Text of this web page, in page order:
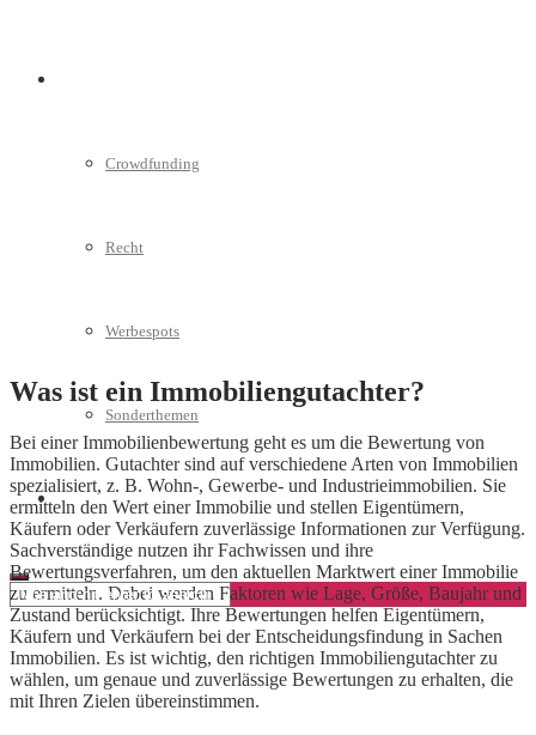
Crowdfunding
Recht
Werbespots
Sonderthemen
Geschäftskonto eröffnen
Was ist ein Immobiliengutachter?
Bei einer Immobilienbewertung geht es um die Bewertung von
Immobilien. Gutachter sind auf verschiedene Arten von Immobilien
spezialisiert, z. B. Wohn-, Gewerbe- und Industrieimmobilien. Sie
ermitteln den Wert einer Immobilie und stellen Eigentümern,
Käufern oder Verkäufern zuverlässige Informationen zur Verfügung.
Sachverständige nutzen ihr Fachwissen und ihre
Bewertungsverfahren, um den aktuellen Marktwert einer Immobilie
zu ermitteln. Dabei werden Faktoren wie Lage, Größe, Baujahr und
Zustand berücksichtigt. Ihre Bewertungen helfen Eigentümern,
Käufern und Verkäufern bei der Entscheidungsfindung in Sachen
Immobilien. Es ist wichtig, den richtigen Immobiliengutachter zu
wählen, um genaue und zuverlässige Bewertungen zu erhalten, die
mit Ihren Zielen übereinstimmen.